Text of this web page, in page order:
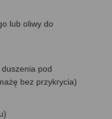
lub oliwy do
pod
bez przykrycia)